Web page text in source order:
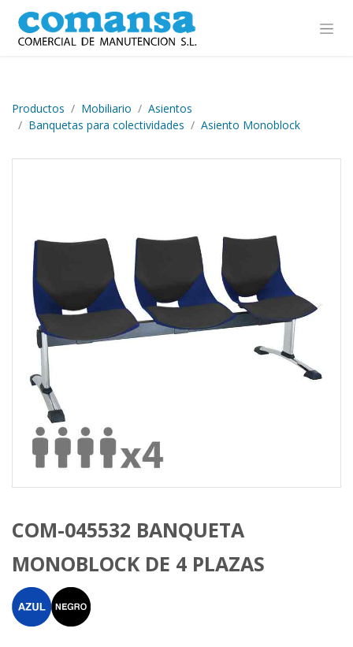
Ir al contenido
Productos Mobiliario
Asientos
Banquetas para colectividades
Asiento Monoblock
COM-045532 BANQUETA
MONOBLOCK DE 4 PLAZAS